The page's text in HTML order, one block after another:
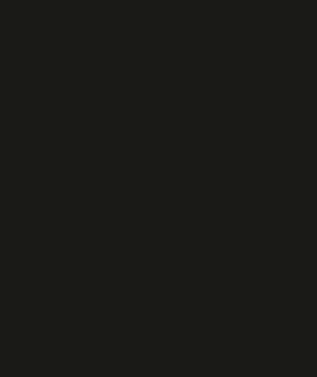
pelo
sobre tempo
da era